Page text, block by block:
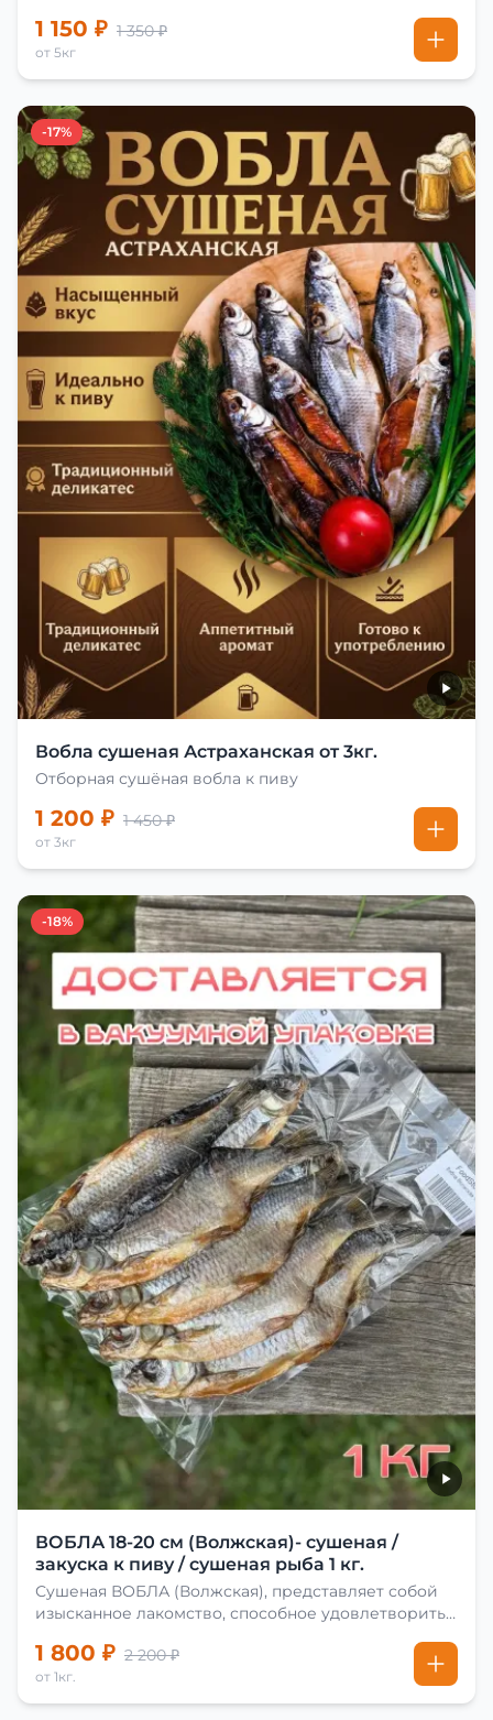
1 150 ₽ 1 350 ₽
от 5кг
-17%
Вобла сушеная Астраханская от 3кг.
Отборная сушёная вобла к пиву
1 200 ₽ 1 450 ₽
от 3кг
-18%
ВОБЛА 18-20 см (Волжская)- сушеная /
закуска к пиву / сушеная рыба 1 кг.
Сушеная ВОБЛА (Волжская), представляет собой
изысканное лакомство, способное удовлетворить
сделать вяленую воблу, её сначала хорошо солят.
Для этого используют старые рецепты и
современные способы. Благодаря этому рыба
1 800 ₽ 2 200 ₽
от 1кг.